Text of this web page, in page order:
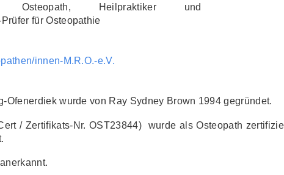
Heilpraktiker und
für Osteopathie
innen-M.R.O.-e.V.
Ofenerdiek wurde von Ray Sydney Brown 1994 gegründet.
/ Zertifikats-Nr. OST23844) wurde als Osteopath